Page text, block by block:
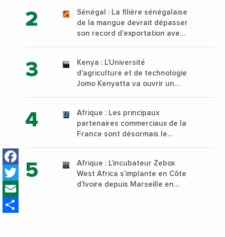
Facebook
Twitter
Sénégal : La filière sénégalaise
de la mangue devrait dépasser
son record d’exportation avec
Kenya : L’Université
d'agriculture et de technologie
Jomo Kenyatta va ouvrir un
sur son campus de Karen à
Nairobi dès janvier 2023
Afrique : Les principaux
partenaires commerciaux de la
France sont désormais le
Afrique : L’incubateur Zebox
West Africa s’implante en Côte
d’Ivoire depuis Marseille en